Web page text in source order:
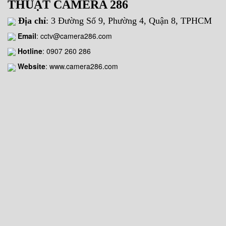
THUẬT CAMERA 286
Địa chỉ: 3 Đường Số 9, Phường 4, Quận 8, TPHCM
Email: cctv@camera286.com
Hotline: 0907 260 286
Website: www.camera286.com